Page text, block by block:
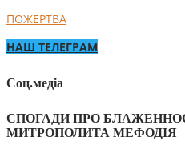
ПОЖЕРТВА
НАШ ТЕЛЕГРАМ
Соц.медіа
СПОГАДИ ПРО
МИТРОПОЛИТА МЕФОДІЯ